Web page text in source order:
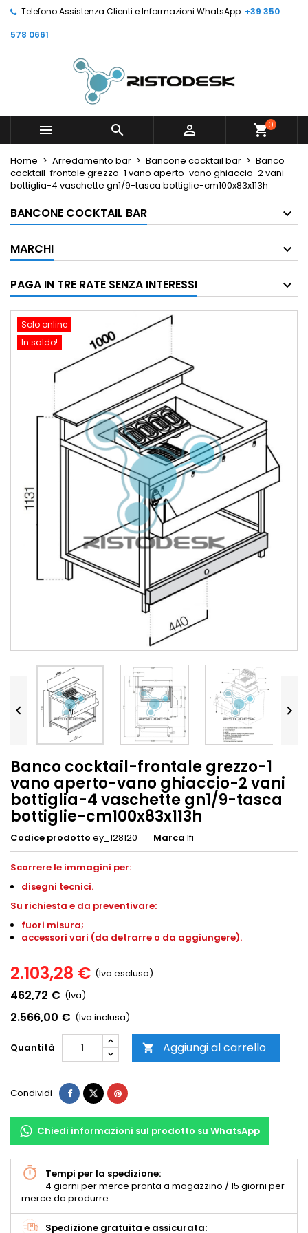
Telefono Assistenza Clienti e Informazioni WhatsApp: +39 350
578 0661
   shopping_cart0
Home Arredamento bar Bancone cocktail bar
Banco
cocktail-frontale grezzo-1 vano aperto-vano ghiaccio-2 vani
bottiglia-4 vaschette gn1/9-tasca bottiglie-cm100x83x113h
BANCONE COCKTAIL BAR
MARCHI
PAGA IN TRE RATE SENZA INTERESSI
Solo online
In saldo!
 
Banco cocktail-frontale grezzo-1
vano aperto-vano ghiaccio-2 vani
bottiglia-4 vaschette gn1/9-tasca
bottiglie-cm100x83x113h
Codice prodotto ey_128120 Marca Ifi
Scorrere le immagini per:
disegni tecnici.
Su richiesta e da preventivare:
fuori misura;
accessori vari (da detrarre o da aggiungere).
2.103,28 € (Iva esclusa)
462,72 € (Iva)
2.566,00 € (Iva inclusa)
Quantità  Aggiungi al carrello
Condividi
Chiedi informazioni sul prodotto su WhatsApp
Tempi per la spedizione:
4 giorni per merce pronta a magazzino / 15 giorni per
merce da produrre
Spedizione gratuita e assicurata: